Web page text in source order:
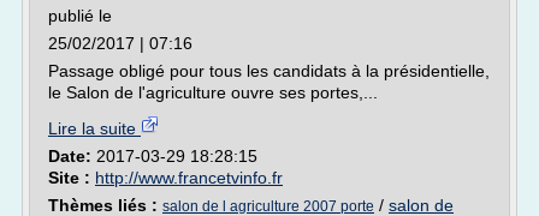
publié le
25/02/2017 | 07:16
Passage obligé pour tous les candidats à la présidentielle,
le Salon de l'agriculture ouvre ses portes,...
Lire la suite
Date: 2017-03-29 18:28:15
Site : http://www.francetvinfo.fr
Thèmes liés : salon de l agriculture 2007 porte / salon de